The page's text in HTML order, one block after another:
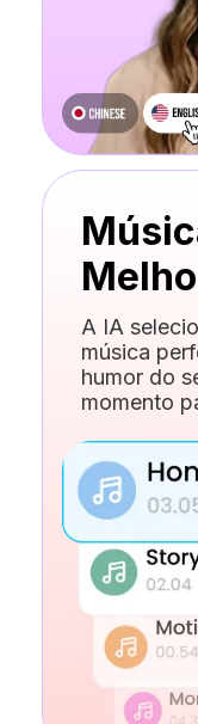
A IA
música
humor do
momento